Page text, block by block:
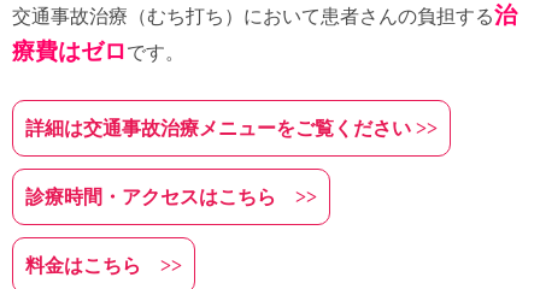
交通事故治療（むち打ち）において患者さんの負担する治
療費はゼロです。
詳細は交通事故治療メニューをご覧ください >>
診療時間・アクセスはこちら >>
料金はこちら >>